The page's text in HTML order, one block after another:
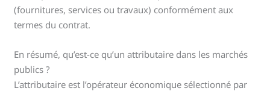
(fournitures, services ou travaux) conformément aux
termes du contrat.
En résumé, qu’est-ce qu’un attributaire dans les marchés
publics ?
L’attributaire est l’opérateur économique sélectionné par